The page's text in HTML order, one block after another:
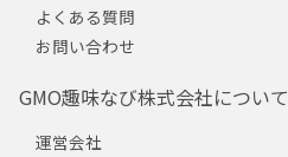
よくある質問
お問い合わせ
GMO趣味なび株式会社について
運営会社